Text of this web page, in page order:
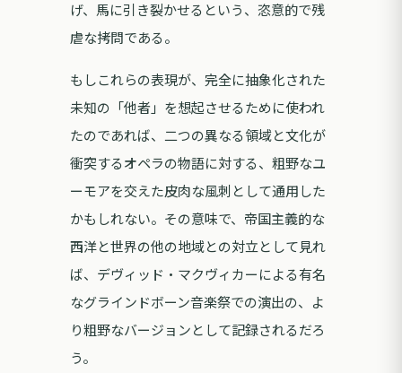
げ、馬に引き裂かせるという、恣意的で残
虐な拷問である。
もしこれらの表現が、完全に抽象化された
未知の「他者」を想起させるために使われ
たのであれば、二つの異なる領域と文化が
衝突するオペラの物語に対する、粗野なユ
ーモアを交えた皮肉な風刺として通用した
かもしれない。その意味で、帝国主義的な
西洋と世界の他の地域との対立として見れ
ば、デヴィッド・マクヴィカーによる有名
なグラインドボーン音楽祭での演出の、よ
り粗野なバージョンとして記録されるだろ
う。